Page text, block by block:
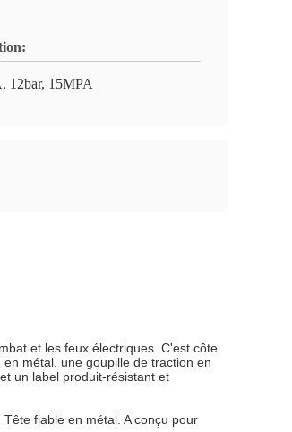
12bar, 15MPA
et les feux électriques. C'est côte
métal, une goupille de traction en
un label produit-résistant et
fiable en métal. A conçu pour